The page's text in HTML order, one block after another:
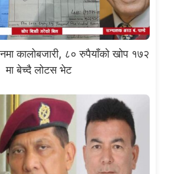
कालोबजारी, ८० रुपैयाँको खोप १७२
मा बेच्दै लोटस भेट